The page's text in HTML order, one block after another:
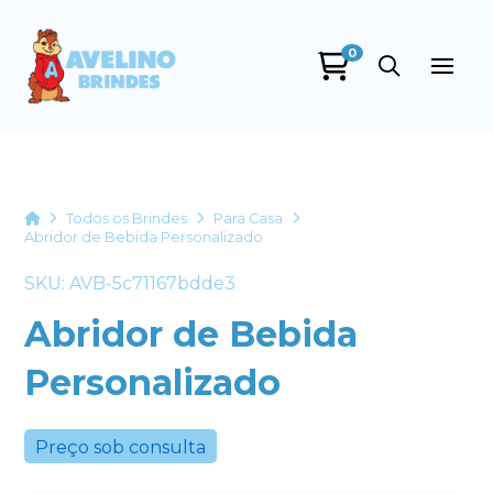
0
HomeTodos os Brindes
Para Casa
Abridor de Bebida Personalizado
SKU: AVB-5c71167bdde3
Abridor de Bebida
Personalizado
Preço sob consulta
+55